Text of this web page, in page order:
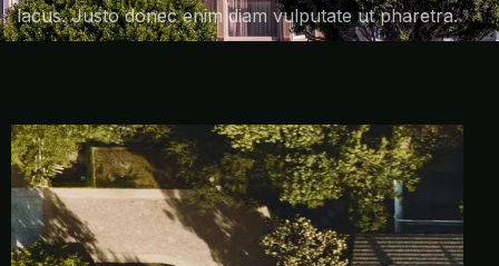
lacus. Justo donec enim diam vulputate ut pharetra.